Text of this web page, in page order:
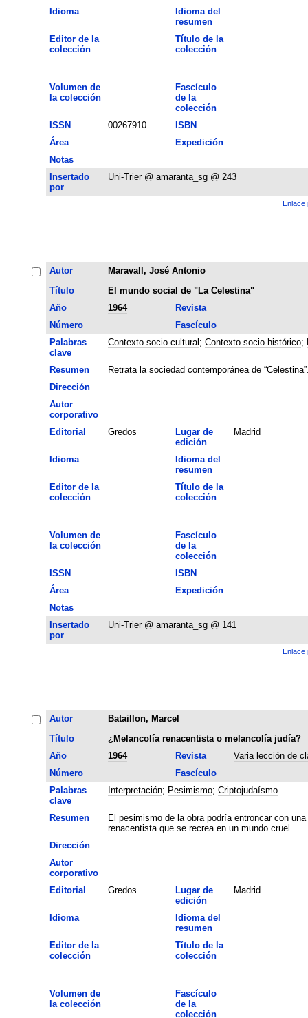
Idioma
Idioma del
resumen
Editor de la
colección
Título de la
colección
Volumen de
la colección
Fascículo
de la
colección
ISSN
00267910
ISBN
Área
Expedición
Notas
Insertado
por
Uni-Trier @ amaranta_sg @ 243
Enlace
Autor
Maravall, José Antonio
Título
El mundo social de "La Celestina"
Año
1964
Revista
Número
Fascículo
Palabras
clave
Contexto socio-cultural ; Contexto socio-histórico;
Resumen
Retrata la sociedad contemporánea de
Dirección
Autor
corporativo
Editorial
Gredos
Lugar de
edición
Madrid
Idioma
Idioma del
resumen
Editor de la
colección
Título de la
colección
Volumen de
la colección
Fascículo
de la
colección
ISSN
ISBN
Área
Expedición
Notas
Insertado
por
Uni-Trier @ amaranta_sg @ 141
Enlace
Autor
Bataillon, Marcel
Título
¿Melancolía renacentista o melancolía judía?
Año
1964 Revista
Varia lección de
Número
Fascículo
Palabras
clave
Interpretación; Pesimismo; Criptojudaísmo
Resumen
El pesimismo de la obra podría entroncar con
renacentista que se recrea en un mundo cruel.
Dirección
Autor
corporativo
Editorial
Gredos
Lugar de
edición
Madrid
Idioma
Idioma del
resumen
Editor de la
colección
Título de la
colección
Volumen de
la colección
Fascículo
de la
colección